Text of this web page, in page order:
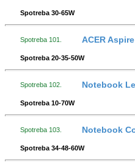
Spotreba 30-65W
Spotreba 101. ACER
Spotreba 20-35-50W
Spotreba 102. Notebook
Spotreba 10-70W
Spotreba 103. Notebook
Spotreba 34-48-60W